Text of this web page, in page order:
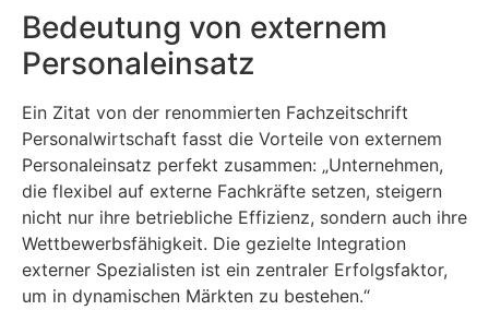
Bedeutung von externem
Personaleinsatz
Ein Zitat von der renommierten Fachzeitschrift
Personalwirtschaft fasst die Vorteile von externem
Personaleinsatz perfekt zusammen: „Unternehmen,
die flexibel auf externe Fachkräfte setzen, steigern
nicht nur ihre betriebliche Effizienz, sondern auch ihre
Wettbewerbsfähigkeit. Die gezielte Integration
externer Spezialisten ist ein zentraler Erfolgsfaktor,
um in dynamischen Märkten zu bestehen.“